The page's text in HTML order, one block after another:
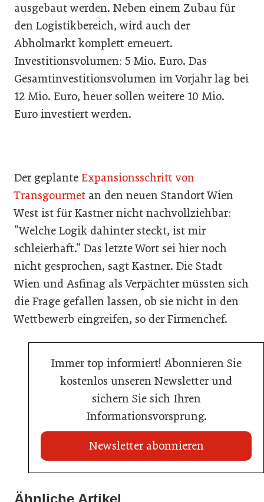
ausgebaut werden. Neben einem Zubau für
den Logistikbereich, wird auch der
Abholmarkt komplett erneuert.
Investitionsvolumen: 5 Mio. Euro. Das
Gesamtinvestitionsvolumen im Vorjahr lag bei
12 Mio. Euro, heuer sollen weitere 10 Mio.
Euro investiert werden.
Der geplante Expansionsschritt von
Transgourmet an den neuen Standort Wien
West ist für Kastner nicht nachvollziehbar:
“Welche Logik dahinter steckt, ist mir
schleierhaft.“ Das letzte Wort sei hier noch
nicht gesprochen, sagt Kastner. Die Stadt
Wien und Asfinag als Verpächter müssten sich
die Frage gefallen lassen, ob sie nicht in den
Wettbewerb eingreifen, so der Firmenchef.
Immer top informiert! Abonnieren Sie
kostenlos unseren Newsletter und
sichern Sie sich Ihren
Informationsvorsprung.
Newsletter abonnieren
Ähnliche Artikel
20. Juli 2026